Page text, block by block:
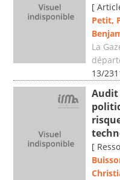
[
Petit,
La
13/
Audit
[